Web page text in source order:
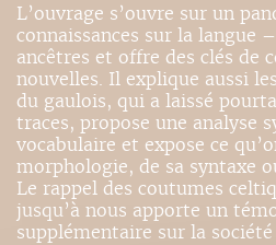
L’ouvrage s’ouvre sur un
connaissances sur la langue
ancêtres et offre des clés de
nouvelles. Il explique aussi
du gaulois, qui a laissé
traces, propose une analyse
vocabulaire et expose ce
morphologie, de sa syntaxe
Le rappel des coutumes
jusqu’à nous apporte un
supplémentaire sur la